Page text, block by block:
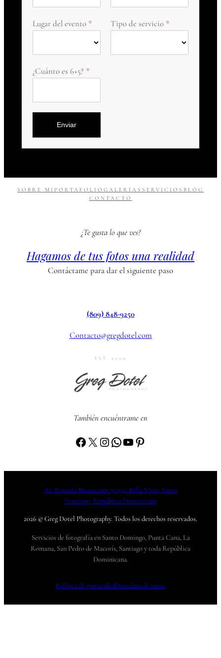
Lugar del evento Tipo de servicio
¿Cuánto es 6+5?
Enviar
SOBRE MI PORTAFOLIO GALERÍAS SERVICIOS BLOG
CONTACTO
¿Te gusta lo que ves?
Hagamos de tus fotos una realidad
Contáctame para dar el siguiente paso
(809) 848-9250
Contacto@gregdotel.com
EST. 2009
También encuéntrame en
Facebook X Instagram WhatsApp YouTube Pinterest
Av. Romulo Betancourt #1354, Bella Vista, Santo
Domingo, República Dominicana
2026 © Greg Dotel Photography. Todos los derechos reservados.
Servicios de fotografía en Santo Domingo, Punta Cana, La
Romana, San Pedro de Macorís, Santiago y toda República
Dominicana.
Política de privacidadDerechos de autor